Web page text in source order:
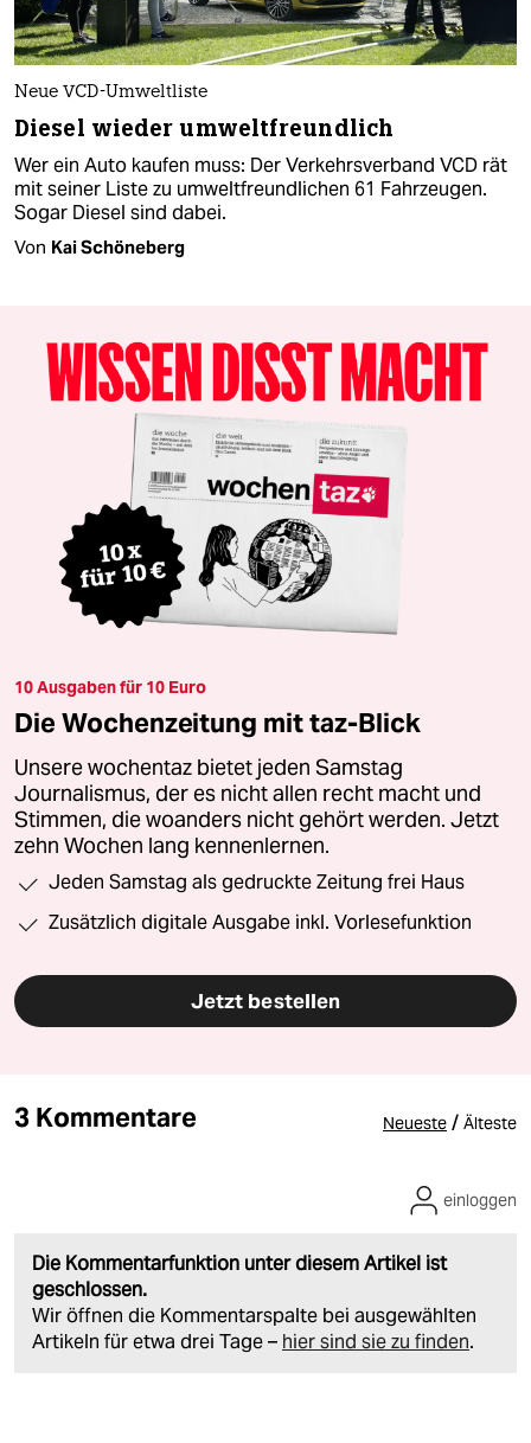
Neue VCD-Umweltliste
Diesel wieder umweltfreundlich
Wer ein Auto kaufen muss: Der Verkehrsverband VCD rät
mit seiner Liste zu umweltfreundlichen 61 Fahrzeugen.
Sogar Diesel sind dabei.
Von Kai Schöneberg
10 Ausgaben für 10 Euro
Die Wochenzeitung mit taz-Blick
Unsere wochentaz bietet jeden Samstag
Journalismus, der es nicht allen recht macht und
Stimmen, die woanders nicht gehört werden. Jetzt
zehn Wochen lang kennenlernen.
Jeden Samstag als gedruckte Zeitung frei Haus
Zusätzlich digitale Ausgabe inkl. Vorlesefunktion
Jetzt bestellen
3 Kommentare Neueste / Älteste
Die Kommentarfunktion unter diesem Artikel ist
geschlossen.
Wir öffnen die Kommentarspalte bei ausgewählten
Artikeln für etwa drei Tage – hier sind sie zu finden.
einloggen